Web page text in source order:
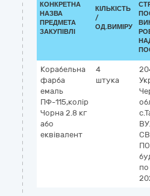
КОНКРЕТНА
НАЗВА
ПРЕДМЕТА
ЗАКУПІВЛІ
КІЛЬКІСТЬ
/
ОД.ВИМІРУ
Корабельна
фарба
емаль
ПФ-115,колір
Чорна 2.8 кг
або
еквівалент
4
штука